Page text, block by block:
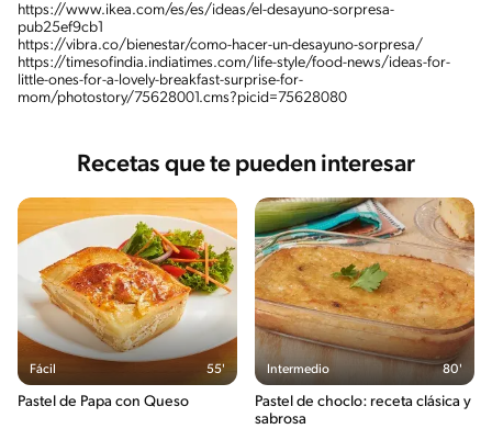
https://www.ikea.com/es/es/ideas/el-desayuno-sorpresa-
pub25ef9cb1
https://vibra.co/bienestar/como-hacer-un-desayuno-sorpresa/
https://timesofindia.indiatimes.com/life-style/food-news/ideas-for-
little-ones-for-a-lovely-breakfast-surprise-for-
mom/photostory/75628001.cms?picid=75628080
Recetas que te pueden interesar
Fácil 55'
Pastel de Papa con Queso
Intermedio 80'
Pastel de choclo: receta clásica y
sabrosa